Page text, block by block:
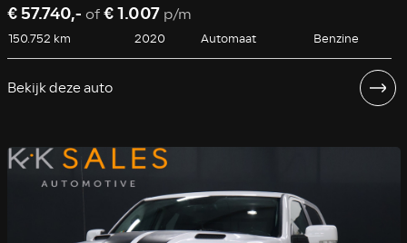
€ 57.740,- of€ 1.007 p/m
150.752 km 2020 Automaat Benzine
Bekijk deze auto